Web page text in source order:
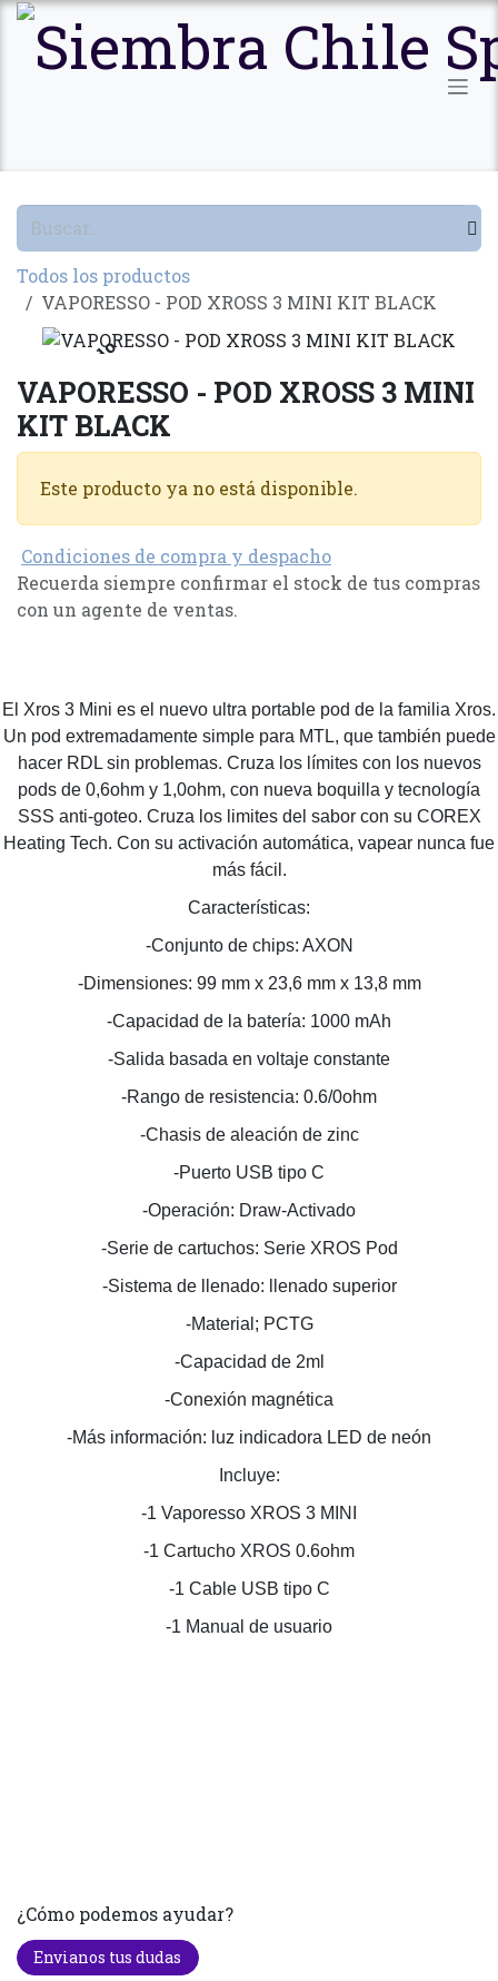
Ir al contenido
Todos los productos
VAPORESSO - POD XROSS 3 MINI KIT BLACK
Agotado
VAPORESSO - POD XROSS 3 MINI
KIT BLACK
Este producto ya no está disponible.
Condiciones de compra y despacho
Recuerda siempre confirmar el stock de tus compras
con un agente de ventas.
El Xros 3 Mini es el nuevo ultra portable pod de la familia Xros.
Un pod extremadamente simple para MTL, que también puede
hacer RDL sin problemas. Cruza los límites con los nuevos
pods de 0,6ohm y 1,0ohm, con nueva boquilla y tecnología
SSS anti-goteo. Cruza los limites del sabor con su COREX
Heating Tech. Con su activación automática, vapear nunca fue
más fácil.
Características:
-Conjunto de chips: AXON
-Dimensiones: 99 mm x 23,6 mm x 13,8 mm
-Capacidad de la batería: 1000 mAh
-Salida basada en voltaje constante
-Rango de resistencia: 0.6/0ohm
-Chasis de aleación de zinc
-Puerto USB tipo C
-Operación: Draw-Activado
-Serie de cartuchos: Serie XROS Pod
-Sistema de llenado: llenado superior
-Material; PCTG
-Capacidad de 2ml
-Conexión magnética
-Más información: luz indicadora LED de neón
Incluye:
-1 Vaporesso XROS 3 MINI
-1 Cartucho XROS 0.6ohm
-1 Cable USB tipo C
-1 Manual de usuario
¿Cómo podemos ayudar?
Envianos tus dudas